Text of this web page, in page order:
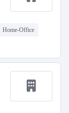
Home-Office